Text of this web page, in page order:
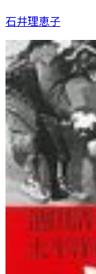
石井理恵子